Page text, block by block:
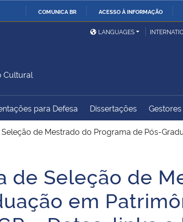
COMUNICA BR ACESSO À INFORMAÇÃO
da Defesa
Ministério das Relações
Exteriores
do
Regional
Controladoria-Geral da
União
Geral da União Banco Central do Brasil
LANGUAGES
Cultural
para Defesa Dissertações
de Mestrado do Programa de Pós-
de Seleção de
em